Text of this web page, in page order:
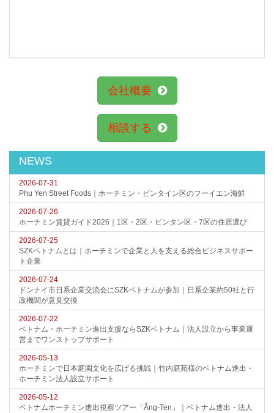
会社概要
相談する
NEWS
2026-07-31
Phu Yen Street Foods｜ホーチミン・ビンタイン区のフーイエン海鮮
2026-07-26
ホーチミン賃貸ガイド2026｜1区・2区・ビンタン区・7区の住居選び
2026-07-25
SZKベトナムとは｜ホーチミンで企業と人を支える総合ビジネスサポー
ト企業
2026-07-24
ドンナイ市日系企業交流会にSZKベトナムが参加｜日系企業約50社と行
政機関が意見交換
2026-07-22
ベトナム・ホーチミン進出支援ならSZKベトナム｜法人設立から事業運
営までワンストップサポート
2026-05-13
ホーチミンで日本庭園文化を広げる挑戦｜竹内庭苑様のベトナム進出・
ホーチミン法人設立サポート
2026-05-12
ベトナムホーチミン進出視察ツアー「Ăng-Ten」｜ベトナム進出・法人